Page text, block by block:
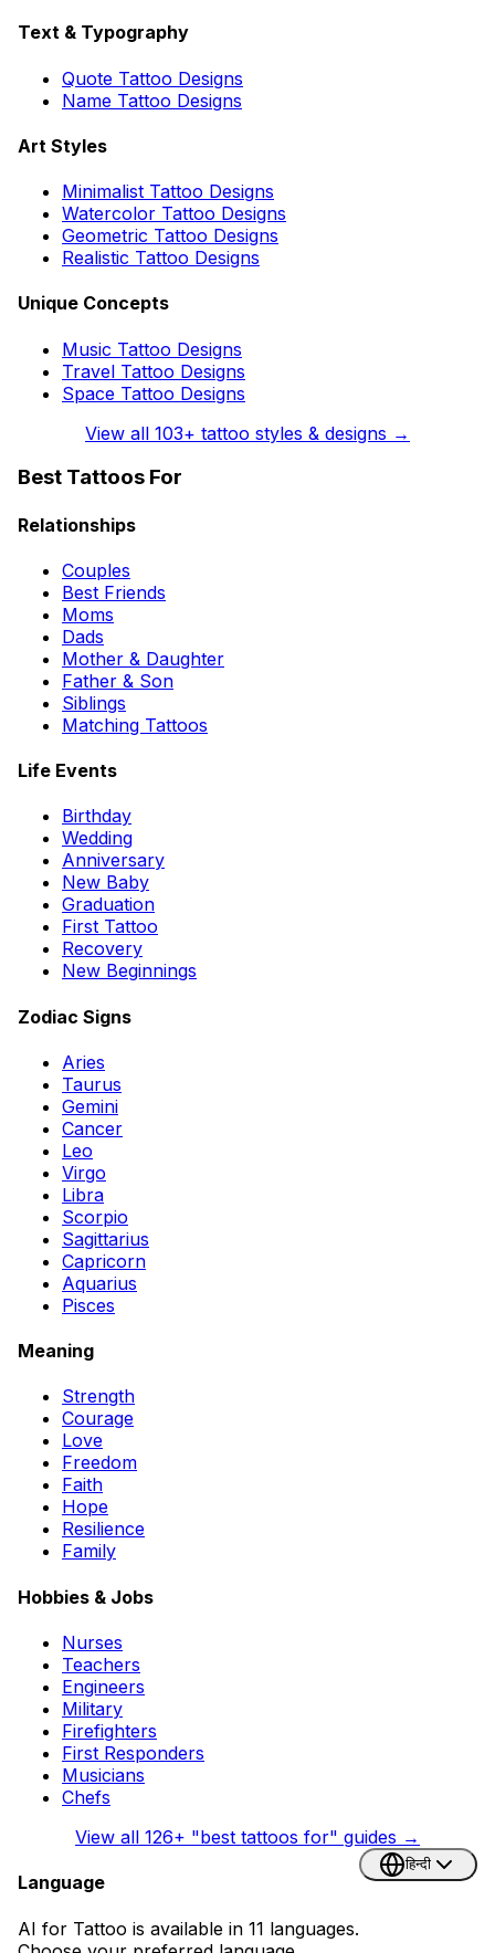
Text & Typography
Quote Tattoo Designs
Name Tattoo Designs
Art Styles
Minimalist Tattoo Designs
Watercolor Tattoo Designs
Geometric Tattoo Designs
Realistic Tattoo Designs
Unique Concepts
Music Tattoo Designs
Travel Tattoo Designs
Space Tattoo Designs
View all 103+ tattoo styles & designs →
Best Tattoos For
Relationships
Couples
Best Friends
Moms
Dads
Mother & Daughter
Father & Son
Siblings
Matching Tattoos
Life Events
Birthday
Wedding
Anniversary
New Baby
Graduation
First Tattoo
Recovery
New Beginnings
Zodiac Signs
Aries
Taurus
Gemini
Cancer
Leo
Virgo
Libra
Scorpio
Sagittarius
Capricorn
Aquarius
Pisces
Meaning
Strength
Courage
Love
Freedom
Faith
Hope
Resilience
Family
Hobbies & Jobs
Nurses
Teachers
Engineers
Military
Firefighters
First Responders
Musicians
Chefs
View all 126+ "best tattoos for" guides →
Language
AI for Tattoo is available in 11 languages.
हिन्दी